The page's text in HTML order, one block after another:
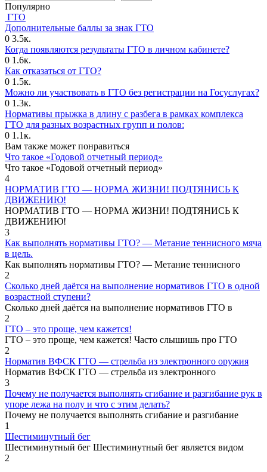
Популярно
ГТО
Дополнительные баллы за знак ГТО
0 3.5к.
Когда появляются результаты ГТО в личном кабинете?
0 1.6к.
Как отказаться от ГТО?
0 1.5к.
Можно ли участвовать в ГТО без регистрации на Госуслугах?
0 1.3к.
Нормативы прыжка в длину с разбега в рамках комплекса
ГТО для разных возрастных групп и полов:
0 1.1к.
Вам также может понравиться
Что такое «Годовой отчетный период»
Что такое «Годовой отчетный период»
4
НОРМАТИВ ГТО — НОРМА ЖИЗНИ! ПОДТЯНИСЬ К
ДВИЖЕНИЮ!
НОРМАТИВ ГТО — НОРМА ЖИЗНИ! ПОДТЯНИСЬ К
ДВИЖЕНИЮ!
3
Как выполнять нормативы ГТО? — Метание теннисного мяча
в цель.
Как выполнять нормативы ГТО? — Метание теннисного
2
Сколько дней даётся на выполнение нормативов ГТО в одной
возрастной ступени?
Сколько дней даётся на выполнение нормативов ГТО в
2
ГТО – это проще, чем кажется!
ГТО – это проще, чем кажется! Часто слышишь про ГТО
2
Норматив ВФСК ГТО — стрельба из электронного оружия
Норматив ВФСК ГТО — стрельба из электронного
3
Почему не получается выполнять сгибание и разгибание рук в
упоре лежа на полу и что с этим делать?
Почему не получается выполнять сгибание и разгибание
1
Шестиминутный бег
Шестиминутный бег Шестиминутный бег является видом
2